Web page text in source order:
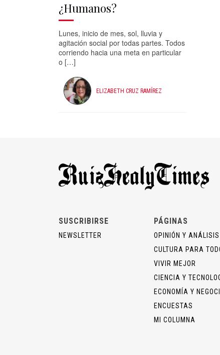
¿Humanos?
Lunes, inicio de mes, sol, lluvia y
agitación social por todas partes. Todos
corriendo hacia una meta en particular
o […]
ELIZABETH CRUZ RAMÍREZ
SUSCRIBIRSE
NEWSLETTER
PÁGINAS
OPINIÓN Y ANÁLISIS
CULTURA PARA
VIVIR MEJOR
CIENCIA Y
ECONOMÍA Y
ENCUESTAS
MI COLUMNA